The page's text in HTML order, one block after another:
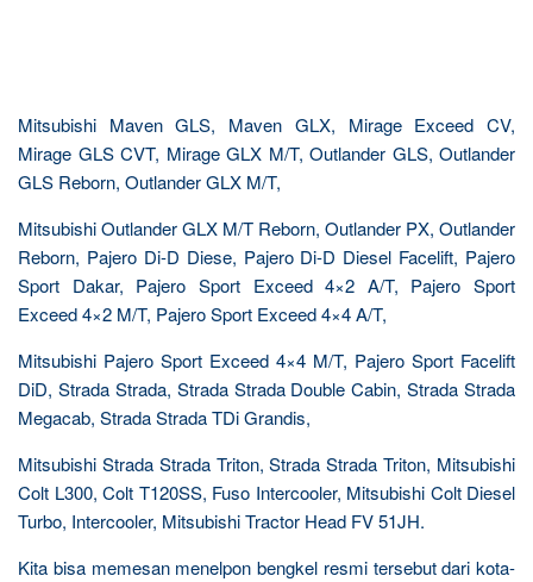
Mitsubishi Maven GLS, Maven GLX, Mirage Exceed CV,
Mirage GLS CVT, Mirage GLX M/T, Outlander GLS, Outlander
GLS Reborn, Outlander GLX M/T,
Mitsubishi Outlander GLX M/T Reborn, Outlander PX, Outlander
Reborn, Pajero Di-D Diese, Pajero Di-D Diesel Facelift, Pajero
Sport Dakar, Pajero Sport Exceed 4×2 A/T, Pajero Sport
Exceed 4×2 M/T, Pajero Sport Exceed 4×4 A/T,
Mitsubishi Pajero Sport Exceed 4×4 M/T, Pajero Sport Facelift
DiD, Strada Strada, Strada Strada Double Cabin, Strada Strada
Megacab, Strada Strada TDi Grandis,
Mitsubishi Strada Strada Triton, Strada Strada Triton, Mitsubishi
Colt L300, Colt T120SS, Fuso Intercooler, Mitsubishi Colt Diesel
Turbo, Intercooler, Mitsubishi Tractor Head FV 51JH.
Kita bisa memesan menelpon bengkel resmi tersebut dari kota-